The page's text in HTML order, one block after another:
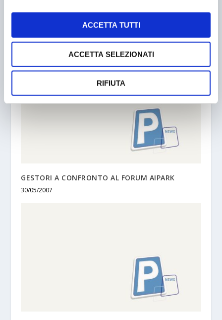
ACCETTA TUTTI
ACCETTA SELEZIONATI
RIFIUTA
(AB)USO DELLE STAZIONI DI RICARICA ELETTRICA
18/01/2017
GESTORI A CONFRONTO AL FORUM AIPARK
30/05/2007